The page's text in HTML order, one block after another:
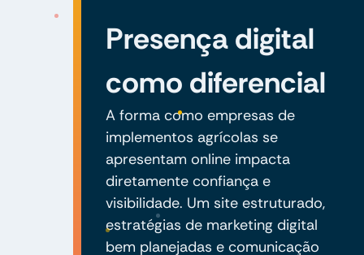
Presença digital
como diferencial
A forma como empresas de
implementos agrícolas se
apresentam online impacta
diretamente confiança e
visibilidade. Um site estruturado,
estratégias de marketing digital
bem planejadas e comunicação